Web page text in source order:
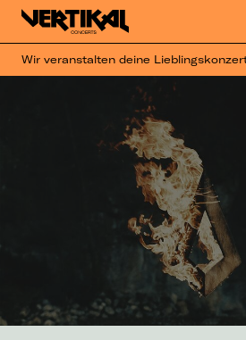
Wir veranstalten deine